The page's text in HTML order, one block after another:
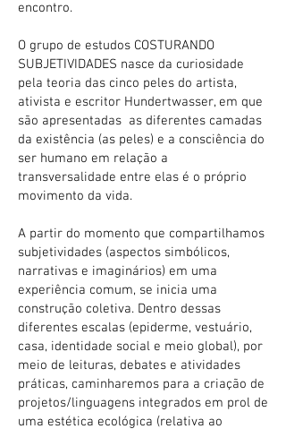
encontro.
O grupo de estudos COSTURANDO
SUBJETIVIDADES nasce da curiosidade
pela teoria das cinco peles do artista,
ativista e escritor Hundertwasser, em que
são apresentadas as diferentes camadas
da existência (as peles) e a consciência do
ser humano em relação a
transversalidade entre elas é o próprio
movimento da vida.
A partir do momento que compartilhamos
subjetividades (aspectos simbólicos,
narrativas e imaginários) em uma
experiência comum, se inicia uma
construção coletiva. Dentro dessas
diferentes escalas (epiderme, vestuário,
casa, identidade social e meio global), por
meio de leituras, debates e atividades
práticas, caminharemos para a criação de
projetos/linguagens integrados em prol de
uma estética ecológica (relativa ao